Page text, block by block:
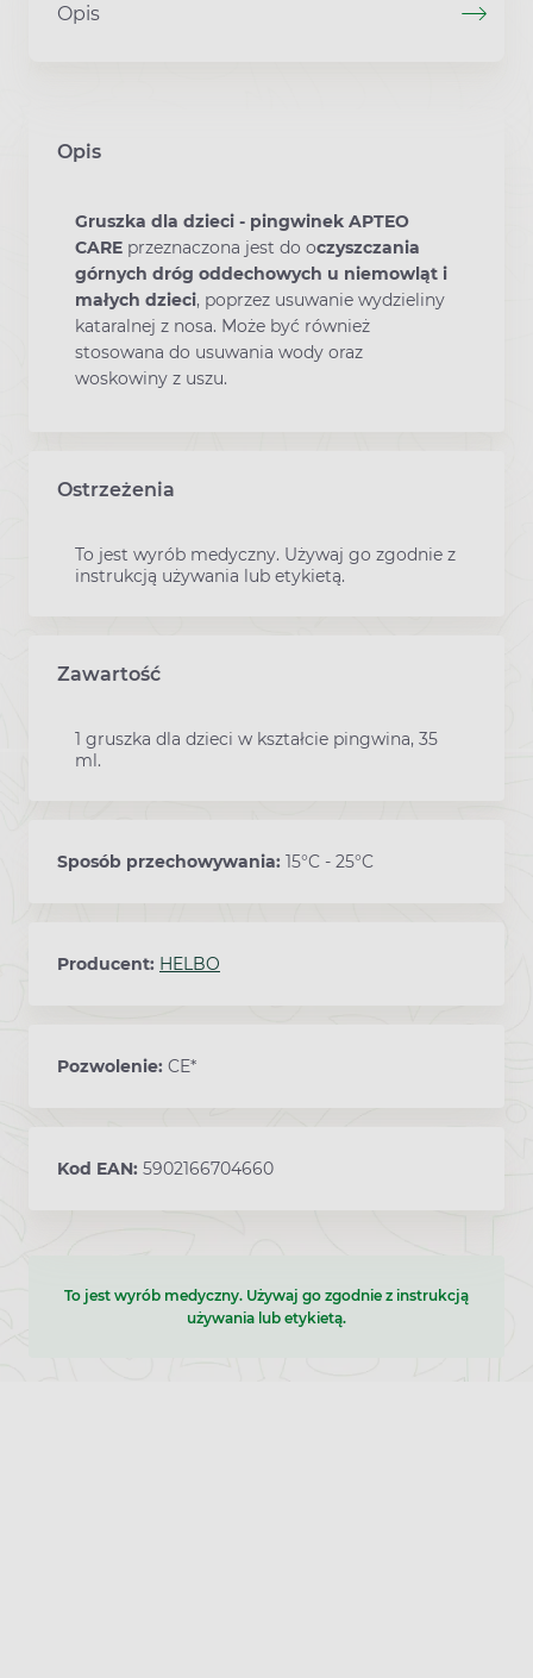
Opis
Opis
Gruszka dla dzieci - pingwinek APTEO
CARE przeznaczona jest do oczyszczania
górnych dróg oddechowych u niemowląt i
małych dzieci, poprzez usuwanie wydzieliny
kataralnej z nosa. Może być również
stosowana do usuwania wody oraz
woskowiny z uszu.
Ostrzeżenia
To jest wyrób medyczny. Używaj go zgodnie z
instrukcją używania lub etykietą.
Zawartość
1 gruszka dla dzieci w kształcie pingwina, 35
ml.
Sposób przechowywania: 15°C - 25°C
Producent: HELBO
Pozwolenie: CE*
Kod EAN: 5902166704660
To jest wyrób medyczny. Używaj go zgodnie z instrukcją
używania lub etykietą.